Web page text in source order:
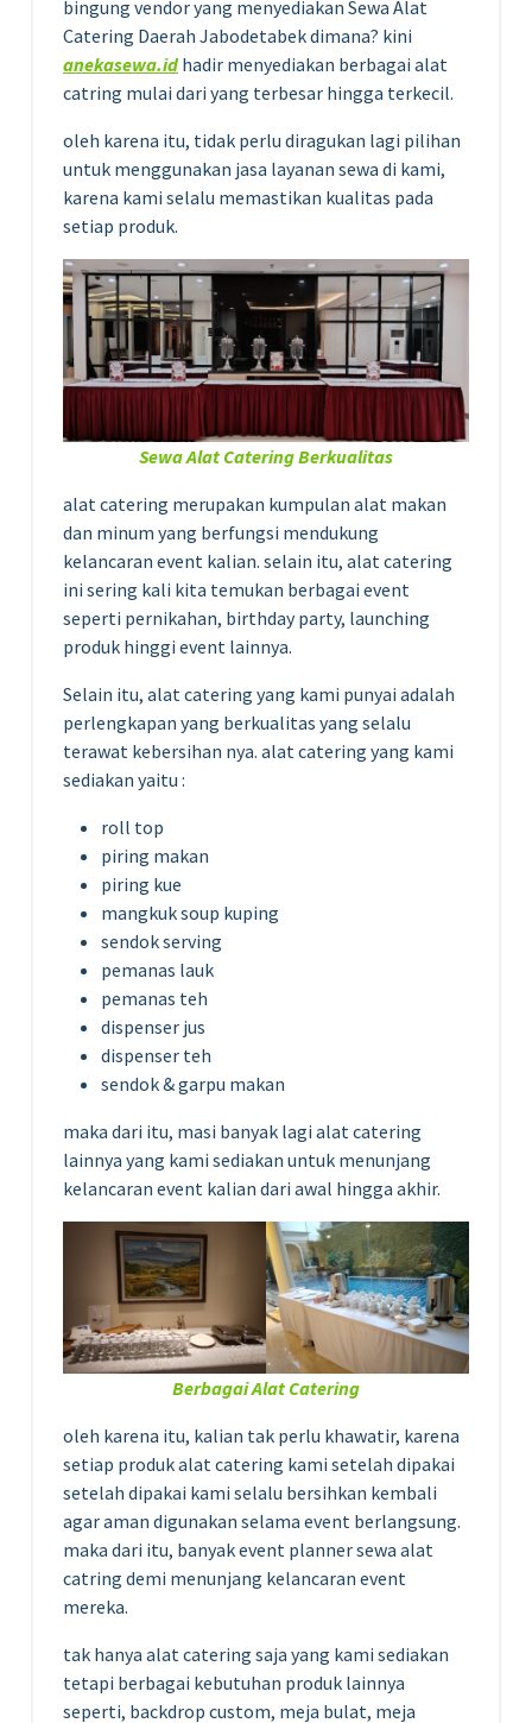
bingung vendor yang menyediakan Sewa Alat
Catering Daerah Jabodetabek dimana? kini
anekasewa.idhadir menyediakan berbagai alat
catring mulai dari yang terbesar hingga terkecil.
oleh karena itu, tidak perlu diragukan lagi pilihan
untuk menggunakan jasa layanan sewa di kami,
karena kami selalu memastikan kualitas pada
setiap produk.
Sewa Alat Catering Berkualitas
alat catering merupakan kumpulan alat makan
dan minum yang berfungsi mendukung
kelancaran event kalian. selain itu, alat catering
ini sering kali kita temukan berbagai event
seperti pernikahan, birthday party, launching
produk hinggi event lainnya.
Selain itu, alat catering yang kami punyai adalah
perlengkapan yang berkualitas yang selalu
terawat kebersihan nya. alat catering yang kami
sediakan yaitu :
roll top
piring makan
piring kue
mangkuk soup kuping
sendok serving
pemanas lauk
pemanas teh
dispenser jus
dispenser teh
sendok & garpu makan
maka dari itu, masi banyak lagi alat catering
lainnya yang kami sediakan untuk menunjang
kelancaran event kalian dari awal hingga akhir.
Berbagai Alat Catering
oleh karena itu, kalian tak perlu khawatir, karena
setiap produk alat catering kami setelah dipakai
setelah dipakai kami selalu bersihkan kembali
agar aman digunakan selama event berlangsung.
maka dari itu, banyak event planner sewa alat
catring demi menunjang kelancaran event
mereka.
tak hanya alat catering saja yang kami sediakan
tetapi berbagai kebutuhan produk lainnya
seperti, backdrop custom, meja bulat, meja